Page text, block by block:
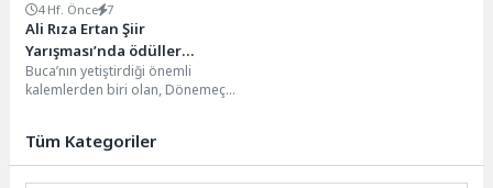
4 Hf. Önce 7
Ali Rıza Ertan Şiir
Yarışması’nda ödüller
sahiplerini buldu
Buca’nın yetiştirdiği önemli
kalemlerden biri olan, Dönemeç
Tüm Kategoriler